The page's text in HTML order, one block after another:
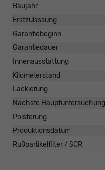
Baujahr
Erstzulassung
Garantiebeginn
Garantiedauer
Innenausstattung
Kilometerstand
Lackierung
Nächste Hauptuntersuchung
Polsterung
Produktionsdatum
Rußpartikelfilter / SCR